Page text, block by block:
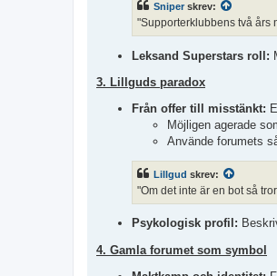
Sniper skrev:
"Supporterklubbens två års
Leksand Superstars roll:
3. Lillguds paradox
Från offer till misstänkt:
Möjligen agerade
Använde forumets
Lillgud skrev:
"Om det inte är en bot så
Psykologisk profil:
4. Gamla forumet som symbol